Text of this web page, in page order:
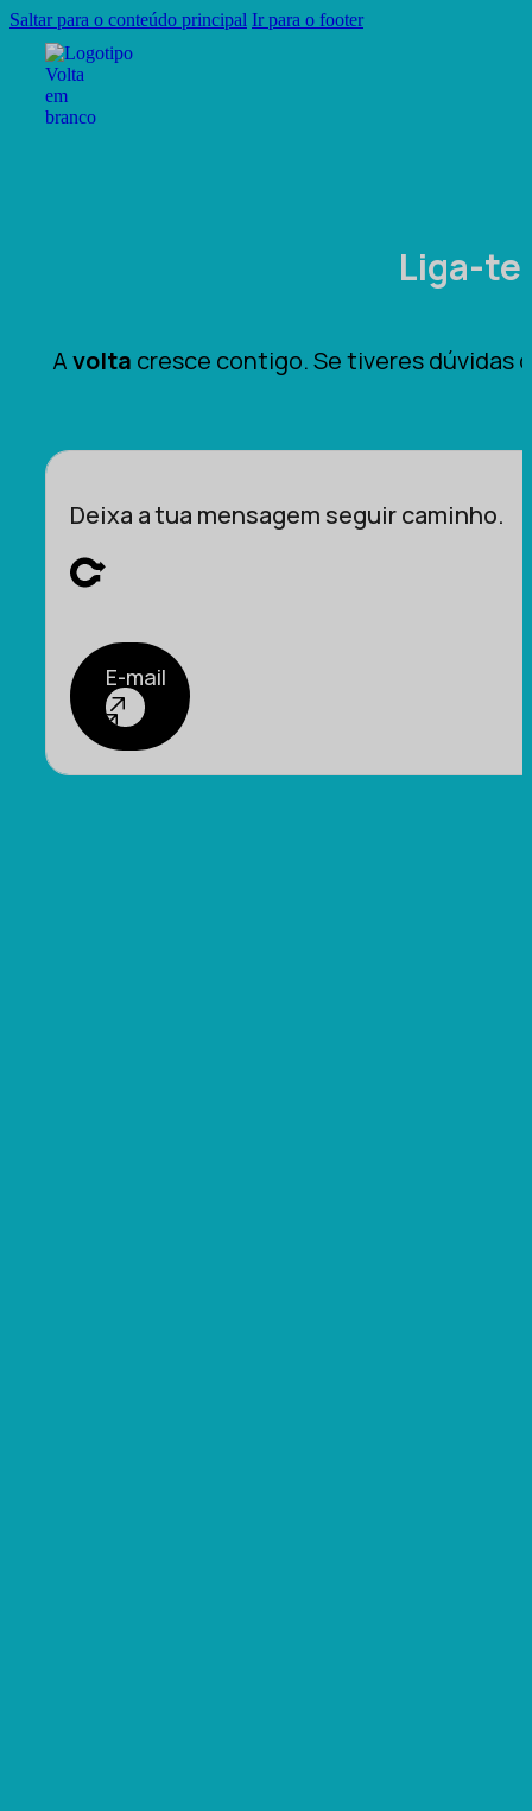
Saltar para o conteúdo principal Ir para o footer
Liga-te
Avolta cresce contigo. Se tiveres dúvidas
Deixa a tua mensagem seguir caminho.
E-mail